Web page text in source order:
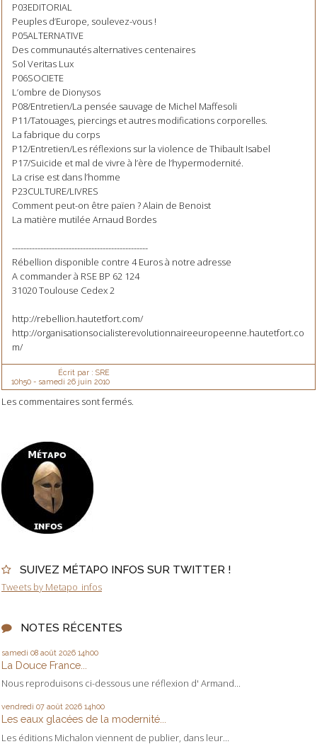
SUIVEZ MÉTAPO INFOS SUR TWITTER !
Tweets by Metapo_infos
NOTES RÉCENTES
samedi 08 août 2026 14h00
La Douce France...
Nous reproduisons ci-dessous une réflexion d' Armand...
vendredi 07 août 2026 14h00
Les eaux glacées de la modernité...
Les éditions Michalon viennent de publier, dans leur...
P03EDITORIAL
Peuples d’Europe, soulevez-vous !
P05ALTERNATIVE
Des communautés alternatives centenaires
Sol Veritas Lux
P06SOCIETE
L’ombre de Dionysos
P08/Entretien/La pensée sauvage de Michel Maffesoli
P11/Tatouages, piercings et autres modifications corporelles.
La fabrique du corps
P12/Entretien/Les réflexions sur la violence de Thibault Isabel
P17/Suicide et mal de vivre à l’ère de l’hypermodernité.
La crise est dans l’homme
P23CULTURE/LIVRES
Comment peut-on être païen ? Alain de Benoist
La matière mutilée Arnaud Bordes
------------------------------------------------
Rébellion disponible contre 4 Euros à notre adresse
A commander à RSE BP 62 124
31020 Toulouse Cedex 2
http://rebellion.hautetfort.com/
http://organisationsocialisterevolutionnaireeuropeenne.hautetfort.co
m/
Écrit par : SRE
10h50- samedi 26 juin 2010
Les commentaires sont fermés.